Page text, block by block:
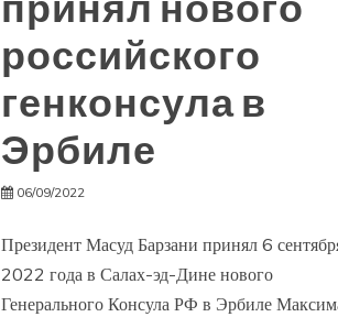
российского
генконсула в
Эрбиле
06/09/2022
Президент Масуд Барзани принял 6
2022 года в Салах-эд-Дине нового
Генерального Консула РФ в Эрбиле